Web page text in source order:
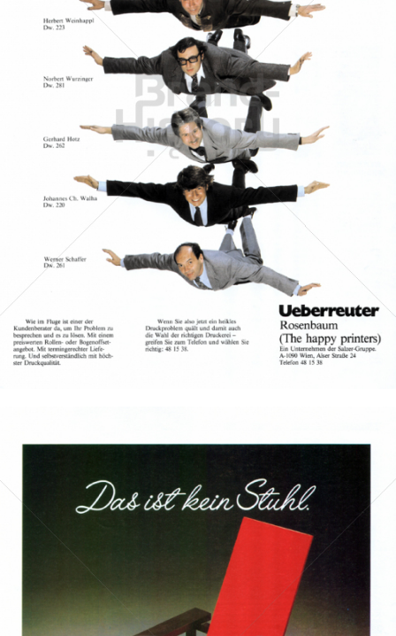
Druckerei Ueberreuter
Ueberreuter Print und Digimedia GmbH